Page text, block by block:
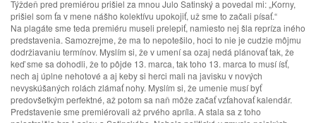
Týždeň pred premiérou prišiel za mnou Julo Satinský a povedal mi: „Korny,
prišiel som ťa v mene nášho kolektívu upokojiť, už sme to začali písať.“
Na plagáte sme teda premiéru museli prelepiť, namiesto nej šla repríza iného
predstavenia. Samozrejme, že ma to nepotešilo, hoci to nie je cudzie môjmu
dodržiavaniu termínov. Myslím si, že v umení sa ozaj nedá plánovať tak, že
keď sme sa dohodli, že to pôjde 13. marca, tak toho 13. marca to musí ísť,
nech aj úplne nehotové a aj keby si herci mali na javisku v nových
nevyskúšaných rolách zlámať nohy. Myslím si, že umenie musí byť
predovšetkým perfektné, až potom sa naň môže začať vzťahovať kalendár.
Predstavenie sme premiérovali až prvého apríla. A stala sa z toho